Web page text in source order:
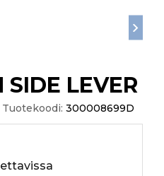
SIDE LEVER
Tuotekoodi: 300008699D